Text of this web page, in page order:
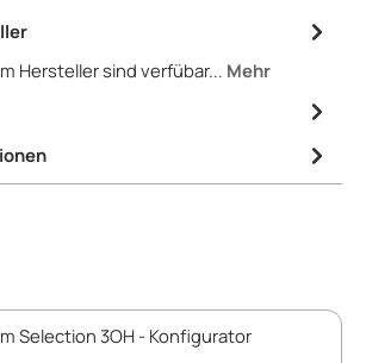
Hersteller sind verfübar... Mehr